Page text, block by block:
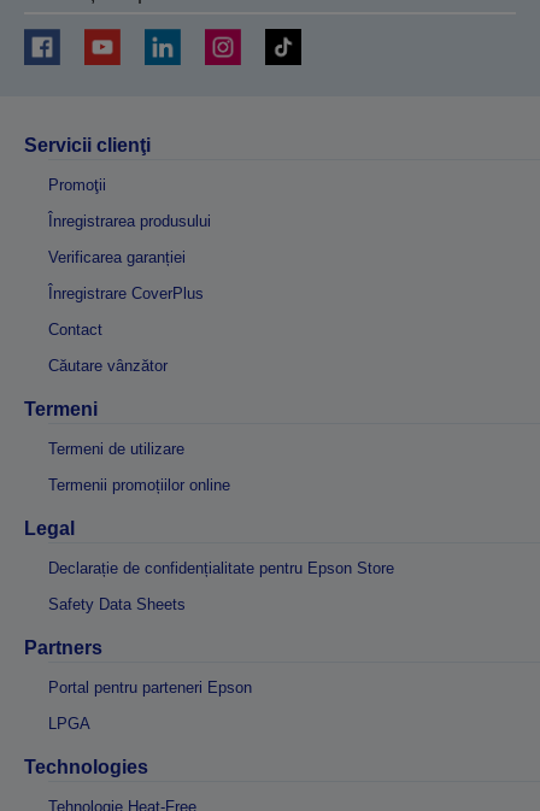
Servicii clienţi
Promoţii
Înregistrarea produsului
Verificarea garanției
Înregistrare CoverPlus
Contact
Căutare vânzător
Termeni
Termeni de utilizare
Termenii promoțiilor online
Legal
Declarație de confidențialitate pentru Epson Store
Safety Data Sheets
Partners
Portal pentru parteneri Epson
LPGA
Technologies
Tehnologie Heat-Free